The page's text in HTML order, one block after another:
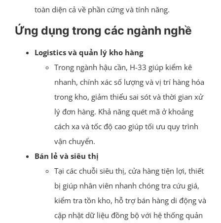
toàn diện cả về phần cứng và tính năng.
Ứng dụng trong các ngành nghề
Logistics và quản lý kho hàng
Trong ngành hậu cần, H-33 giúp kiểm kê
nhanh, chính xác số lượng và vị trí hàng hóa
trong kho, giảm thiểu sai sót và thời gian xử
lý đơn hàng. Khả năng quét mã ở khoảng
cách xa và tốc độ cao giúp tối ưu quy trình
vận chuyển.
Bán lẻ và siêu thị
Tại các chuỗi siêu thị, cửa hàng tiện lợi, thiết
bị giúp nhân viên nhanh chóng tra cứu giá,
kiểm tra tồn kho, hỗ trợ bán hàng di động và
cập nhật dữ liệu đồng bộ với hệ thống quản